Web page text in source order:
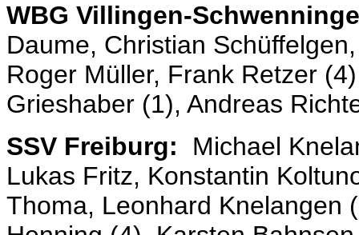
WBG Villingen-
Daume, Christian
Roger Müller, Frank Retzer
Grieshaber (1), Andreas
SSV Freiburg: Michael
Lukas Fritz, Konstantin
Thoma, Leonhard Knelangen